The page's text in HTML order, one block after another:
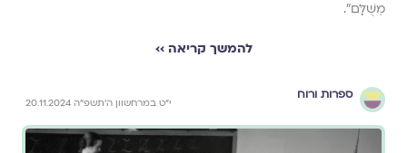
מְשֻׁלָּם".
להמשך קריאה ››
ספרות ורוח
י״ט במרחשוון ה׳תשפ״ה 20.11.2024